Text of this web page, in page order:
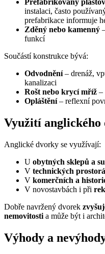
instalaci, často
prefabrikace informuje
Zděný nebo kamenný
funkcí
Součástí konstrukce bývá:
Odvodnění– drenáž,
kanalizaci
Rošt nebo krycí mříž –
Opláštění– reflexní
Využití
Anglické dvorky se využívají:
U obytných sklepů a
V technických
V komerčních a
V novostavbách i při
Dobře navržený dvorek
nemovitosti a může být i
Výhody a